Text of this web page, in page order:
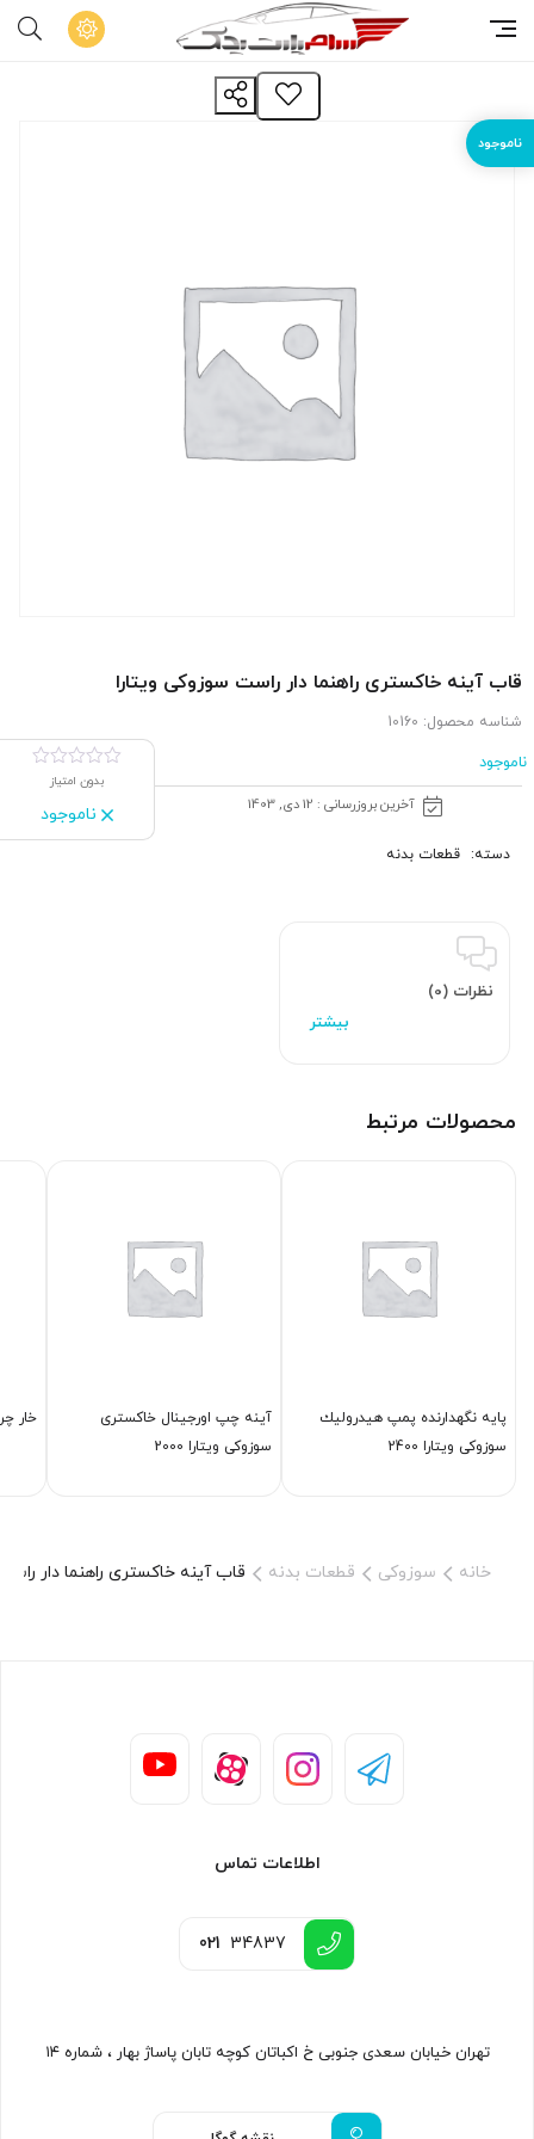
قاب آینه خاكستری راهنما دار راست سوزوکی ویتارا
شناسه محصول: 10160
ناموجود
آخرین بروزرسانی : 12 دی, 1403
بدون امتیاز
ناموجود
دسته: قطعات بدنه
نظرات (0)
محصولات مرتبط
پایه نگهدارنده پمپ هیدرولیك
سوزوکی ویتارا 2400
آینه چپ اورجینال خاكستری
سوزوکی ویتارا 2000
خار
خانه سوزوکی قطعات بدنه قاب آینه خاكستری راهنما دار
اطلاعات تماس
021 34837
تهران خیابان سعدی جنوبی خ اکباتان کوچه تابان پاساژ بهار ، شماره ۱۴